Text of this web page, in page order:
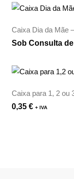
Caixa Dia da Mãe
Sob Consulta
Caixa para 1, 2 ou
0,35 € + IVA